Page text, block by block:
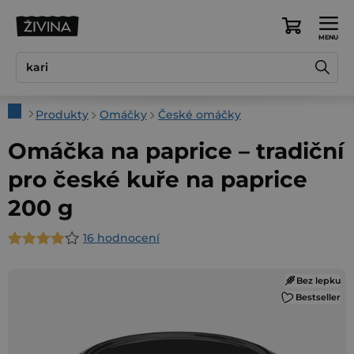
Nákupní
DomůProdukty Omáčky České omáčky
Omáčka na paprice – tradiční
pro české kuře na paprice
200 g
Průměrné
16 hodnocení
Bez lepku
Bestseller